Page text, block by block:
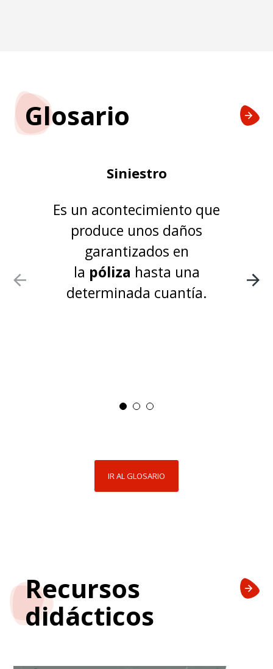
Glosario
Siniestro
Es un acontecimiento que
produce unos daños
garantizados en
la póliza hasta una
determinada cuantía.
IR AL GLOSARIO
Recursos
didácticos